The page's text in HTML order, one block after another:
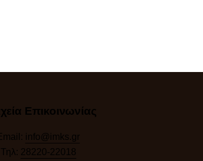
Επικοινωνίας
info@imks.gr
Τηλ: 28220-22018